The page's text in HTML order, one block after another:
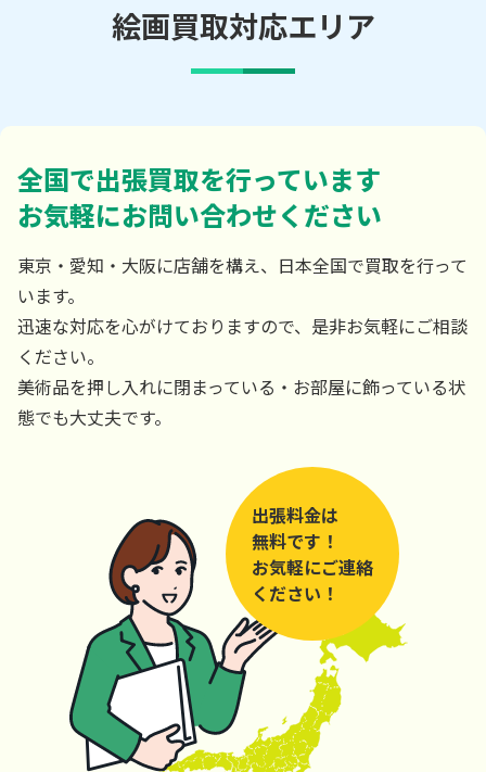
絵画買取対応エリア
全国で出張買取を行っています
お気軽にお問い合わせください
東京・愛知・大阪に店舗を構え、日本全国で買取を行って
います。
迅速な対応を心がけておりますので、是非お気軽にご相談
ください。
美術品を押し入れに閉まっている・お部屋に飾っている状
態でも大丈夫です。
出張料金は
無料です！
お気軽にご連絡
ください！